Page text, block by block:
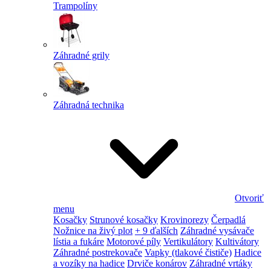
Trampolíny
Záhradné grily
Záhradná technika
Otvoriť
menu
Kosačky Strunové kosačky Krovinorezy Čerpadlá
Nožnice na živý plot + 9 ďalších Záhradné vysávače
lístia a fukáre Motorové píly Vertikulátory Kultivátory
Záhradné postrekovače Vapky (tlakové čističe) Hadice
a vozíky na hadice Drviče konárov Záhradné vrtáky